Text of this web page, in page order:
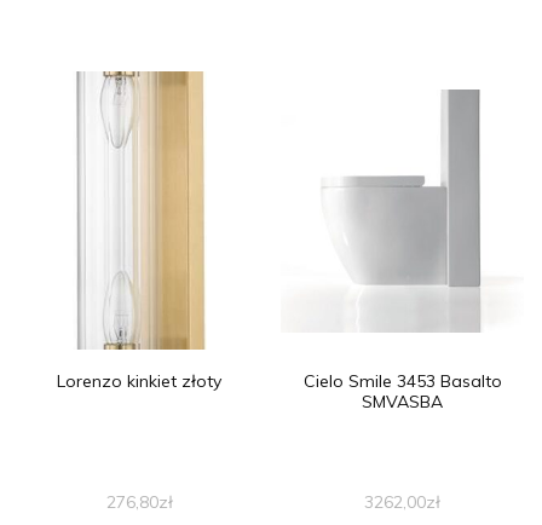
Lorenzo kinkiet złoty
276,80zł
Cielo Smile 3453 Basalto
SMVASBA
3262,00zł